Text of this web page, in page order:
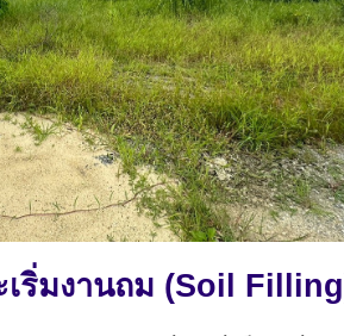
เริ่มงานถม (Soil